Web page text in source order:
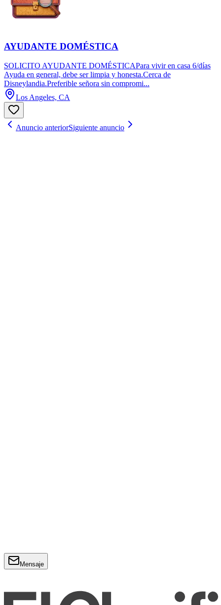
AYUDANTE DOMÉSTICA
SOLICITO AYUDANTE DOMÉSTICAPara vivir en casa 6/días
Ayuda en general, debe ser limpia y honesta.Cerca de
Disneylandia.Preferible señora sin compromi...
Los Angeles, CA
Anuncio anteriorSiguiente anuncio
Mensaje